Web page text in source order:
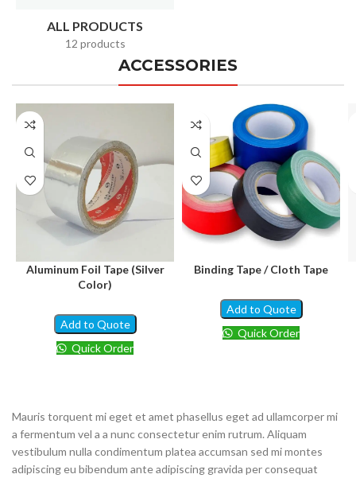
ALL PRODUCTS
12 products
ACCESSORIES
Aluminum Foil Tape (Silver
Color)
Add to Quote
Quick Order
Binding Tape / Cloth Tape
Add to Quote
Quick Order
Mauris torquent mi eget et amet phasellus eget ad ullamcorper mi
a fermentum vel a a nunc consectetur enim rutrum. Aliquam
vestibulum nulla condimentum platea accumsan sed mi montes
adipiscing eu bibendum ante adipiscing gravida per consequat